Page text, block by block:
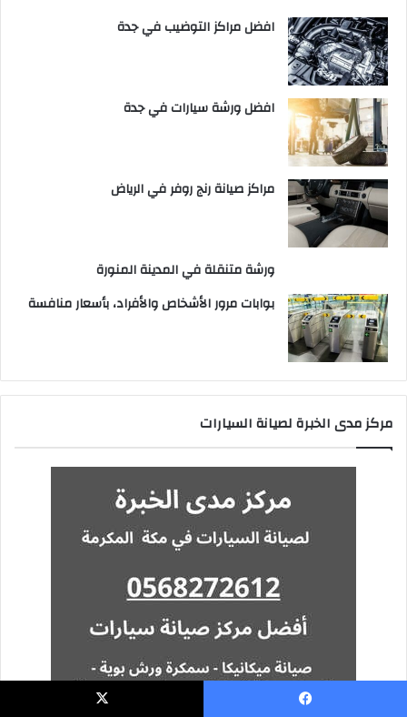
افضل مراكز التوضيب في جدة
افضل ورشة سيارات في جدة
مراكز صيانة رنج روفر في الرياض
ورشة متنقلة في المدينة المنورة
بوابات مرور الأشخاص والأفراد، بأسعار منافسة
مركز مدى الخبرة لصيانة السيارات